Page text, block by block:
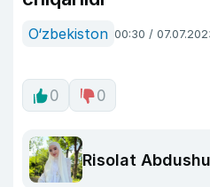
O‘zbekiston 00:30 /
0 0
Risolat